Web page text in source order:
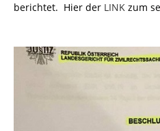
berichtet. Hier der LINK zum